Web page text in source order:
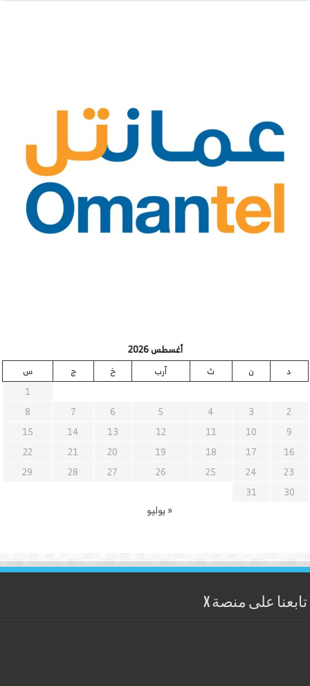
أغسطس 2026
د
ن ث أرب خ ج
س
1
2
3
4
5
6
7
8
9
10
11
12
13
14
15
16
17
18
19
20
21
22
23
24
25
26
27
28
29
30
31
« يوليو
تابعنا على منصة X